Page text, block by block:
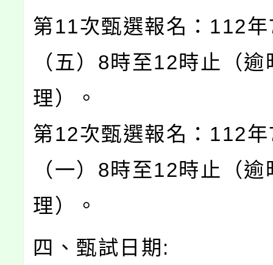
第11次甄選報名：112
（五）8時至12時止（
理）。
第12次甄選報名：112
（一）8時至12時止（
理）。
四、甄試日期: